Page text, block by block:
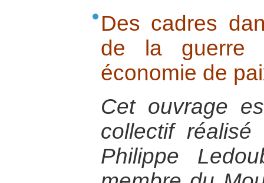
Des cadres
de la guerre
économie de
Cet ouvrage
collectif
Philippe